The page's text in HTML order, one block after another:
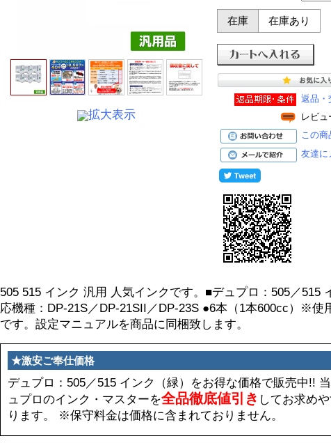
拡大表示
在庫 在庫あり
返品・
レビ
この
友達に
505 515 インク 汎用 人気インクです。■デュプロ：505／515
応機種：DP-21S／DP-21SII／DP-23S ●6本（1本600cc）※使
です。設定マニュアルを商品に同梱致します。
★激安ご奉仕価格
デュプロ：505／515 インク（緑）をお得な価格で販売中!!
ュプロのインク・マスターを全品徹底値引き してお求め
ります。 ※保守料金は価格に含まれておりません。